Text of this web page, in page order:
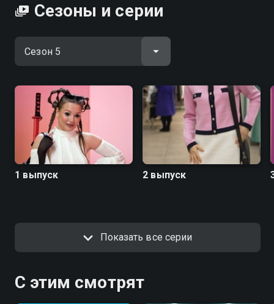
Сезоны и серии
1 выпуск 2 выпуск
Показать все серии
С этим смотрят